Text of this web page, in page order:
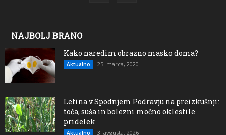
NAJBOLJ BRANO
Kako naredim obrazno masko doma?
Aktualno 25. marca, 2020
Letina v Spodnjem Podravju na preizkušnji:
toča, suša in bolezni močno oklestile
pridelek
Aktualno 3. avgusta, 2026